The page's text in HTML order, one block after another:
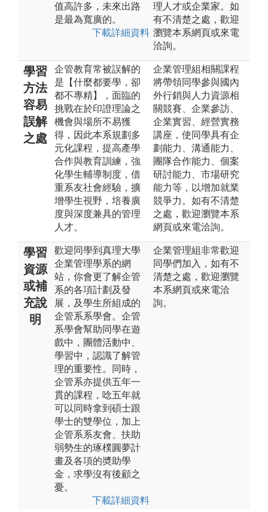
值高許多，未來出路
是最為寬廣的。
下載詳細資料
理人才或企業家。如
有不清楚之處，歡迎
瀏覽本系網頁或來電
洽詢。
學習
方法
容易
誤解
之處
企管教育常被誤解的
是【什麼都要學，卻
都不專精】，面臨的
挑戰在於印證理論之
機會與場所不易獲
得，因此本系規劃多
元化課程，提高產學
合作與教育訓練，強
化學生輔導制度，借
重系友社會經驗，擴
增學生視野，培養廣
度與深度兼具的管理
人才。
企業管理組相關課程
將帶領同學參與國內
外行銷與人力資源相
關競賽、企業參訪、
企業實習、經營實務
講座，使同學具有企
劃能力、溝通能力、
團隊合作能力、個案
研討能力、市場研究
能力等，以增加就業
競爭力。如有不清楚
之處，歡迎瀏覽本系
網頁或來電洽詢。
學習
資源
或補
充說
明
歡迎同學到真理大學
企業管理學系的網
站，你會更了解企管
系的各項計劃及發
展，及學生所組成的
企管系系學會。企管
系學會幫助同學在遊
戲中，團體活動中、
學習中，認識了解管
理的重要性。同時，
企管系亦提供五年一
貫的課程，唸五年就
可以同時拿到碩士跟
學士的雙學位，加上
企管系系友會、扶助
弱勢生的琢樸圓夢計
畫及各項的奬助學
金，求學沒有後顧之
憂。
下載詳細資料
企業管理組非常歡迎
同學們加入，如有不
清楚之處，歡迎瀏覽
本系網頁或來電洽
詢。